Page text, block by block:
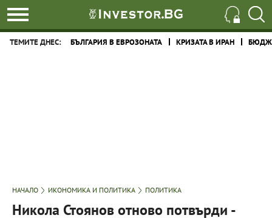
ТЕМИТЕ ДНЕС: БЪЛГАРИЯ В ЕВРОЗОНАТА КРИЗАТА В ИРАН
НАЧАЛО ИКОНОМИКА И ПОЛИТИКА ПОЛИТИКА
Никола Стоянов отново потвърди -